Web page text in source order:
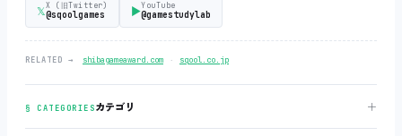
𝕏X (旧Twitter)
@sqoolgames ▶YouTube
@gamestudylab
RELATED → shibagameaward.com ‧ sqool.co.jp
§ CATEGORIESカテゴリ ＋